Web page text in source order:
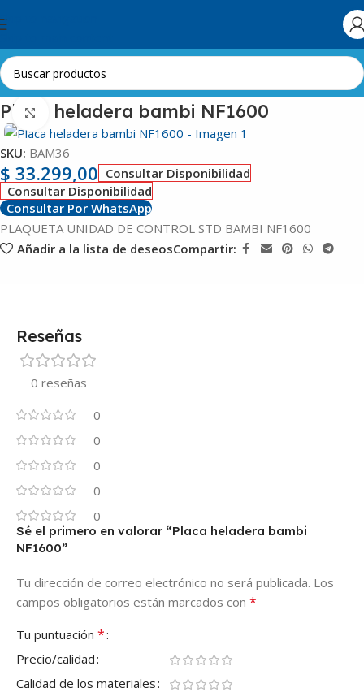
Skip to navigation
Inicio Línea Blanca Heladeras Placas Electrónicas
Placa heladera bambi NF1600
Clic para ampliar
SKU: BAM36
$ 33.299,00 Consultar Disponibilidad
Consultar Disponibilidad
Consultar Por WhatsApp
PLAQUETA UNIDAD DE CONTROL STD BAMBI NF1600
Añadir a la lista de deseosCompartir:
Reseñas
0 reseñas
0
0
0
0
0
Sé el primero en valorar “Placa heladera bambi
NF1600”
Tu dirección de correo electrónico no será publicada. Los
campos obligatorios están marcados con *
Tu puntuación *
Precio/calidad
Calidad de los materiales